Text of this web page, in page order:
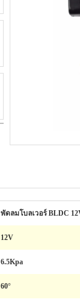
พัดลมโบลเวอร์ BLDC
12V
6.5Kpa
60°